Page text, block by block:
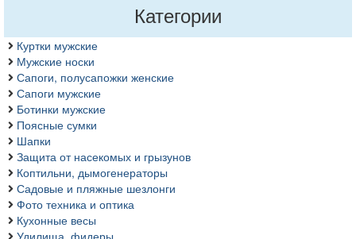
Категории
Куртки мужские
Мужские носки
Сапоги, полусапожки женские
Сапоги мужские
Ботинки мужские
Поясные сумки
Шапки
Защита от насекомых и грызунов
Коптильни, дымогенераторы
Садовые и пляжные шезлонги
Фото техника и оптика
Кухонные весы